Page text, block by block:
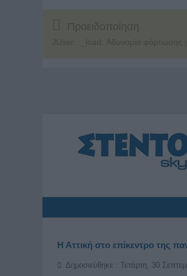
Προειδοποίηση
JUser: :_load: Αδυναμία φόρτωσης
Η Αττική στο επίκεντρο της
Δημοσιεύθηκε : Τετάρτη, 30